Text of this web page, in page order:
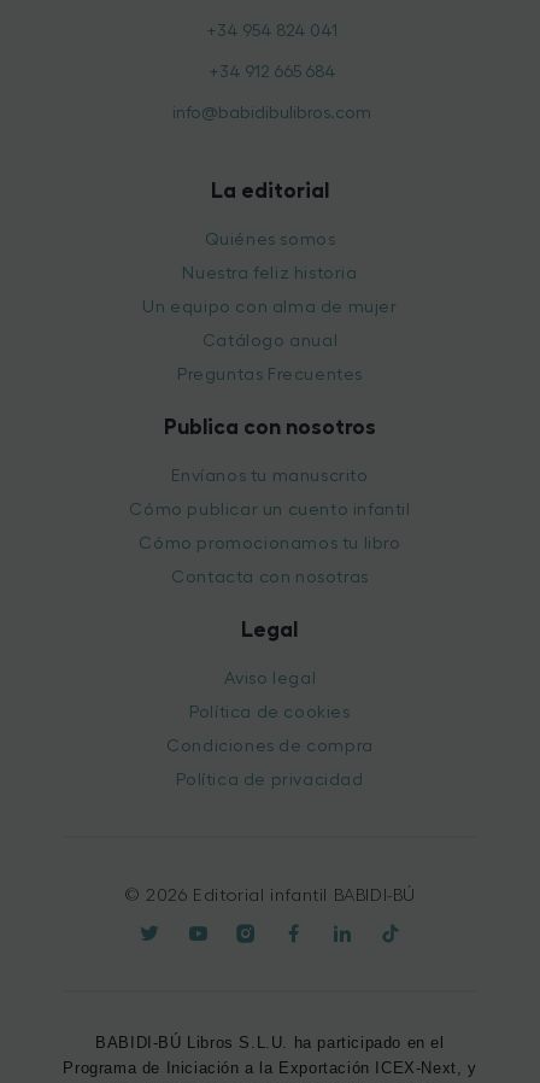
+34 954 824 041
+34 912 665 684
info@babidibulibros.com
La editorial
Quiénes somos
Nuestra feliz historia
Un equipo con alma de mujer
Catálogo anual
Preguntas Frecuentes
Publica con nosotros
Envíanos tu manuscrito
Cómo publicar un cuento infantil
Cómo promocionamos tu libro
Contacta con nosotras
Legal
Aviso legal
Política de cookies
Condiciones de compra
Política de privacidad
© 2026 Editorial infantil BABIDI-BÚ
BABIDI-BÚ Libros S.L.U. ha participado en el
Programa de Iniciación a la Exportación ICEX-Next, y